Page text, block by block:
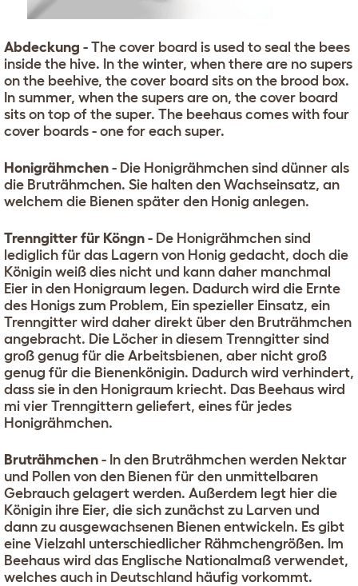
Abdeckung - The cover board is used to seal the bees
inside the hive. In the winter, when there are no supers
on the beehive, the cover board sits on the brood box.
In summer, when the supers are on, the cover board
sits on top of the super. The beehaus comes with four
cover boards - one for each super.
Honigrähmchen - Die Honigrähmchen sind dünner als
die Bruträhmchen. Sie halten den Wachseinsatz, an
welchem die Bienen später den Honig anlegen.
Trenngitter für Köngn - De Honigrähmchen sind
lediglich für das Lagern von Honig gedacht, doch die
Königin weiß dies nicht und kann daher manchmal
Eier in den Honigraum legen. Dadurch wird die Ernte
des Honigs zum Problem, Ein spezieller Einsatz, ein
Trenngitter wird daher direkt über den Bruträhmchen
angebracht. Die Löcher in diesem Trenngitter sind
groß genug für die Arbeitsbienen, aber nicht groß
genug für die Bienenkönigin. Dadurch wird verhindert,
dass sie in den Honigraum kriecht. Das Beehaus wird
mi vier Trenngittern geliefert, eines für jedes
Honigrähmchen.
Bruträhmchen - In den Bruträhmchen werden Nektar
und Pollen von den Bienen für den unmittelbaren
Gebrauch gelagert werden. Außerdem legt hier die
Königin ihre Eier, die sich zunächst zu Larven und
dann zu ausgewachsenen Bienen entwickeln. Es gibt
eine Vielzahl unterschiedlicher Rähmchengrößen. Im
Beehaus wird das Englische Nationalmaß verwendet,
welches auch in Deutschland häufig vorkommt.